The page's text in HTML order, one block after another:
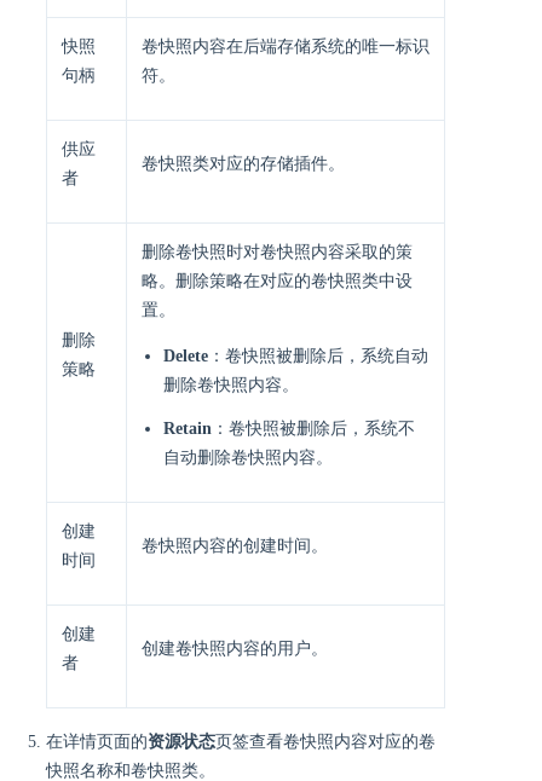
快照
句柄
卷快照内容在后端存储系统的唯一标识
符。
供应
者
卷快照类对应的存储插件。
删除
策略
删除卷快照时对卷快照内容采取的策
略。删除策略在对应的卷快照类中设
置。
Delete ：卷快照被删除后，系统自动
删除卷快照内容。
Retain ：卷快照被删除后，系统不
自动删除卷快照内容。
创建
时间
卷快照内容的创建时间。
创建
者
创建卷快照内容的用户。
在详情页面的资源状态页签查看卷快照内容对应的卷
快照名称和卷快照类。